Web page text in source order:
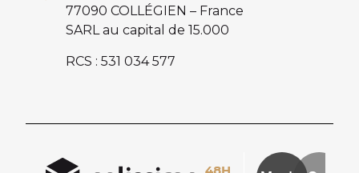
77090 COLLÉGIEN – France
SARL au capital de 15.000
RCS : 531 034 577